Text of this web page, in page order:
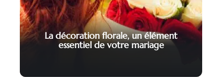
La décoration florale, un élément
essentiel de votre mariage